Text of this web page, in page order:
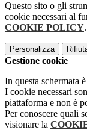
Questo sito o gli
cookie necessari al
COOKIE POLICY.
Personalizza
Gestione cookie
In questa schermata
I cookie necessari
piattaforma e non è
Per conoscere quali
visionare la